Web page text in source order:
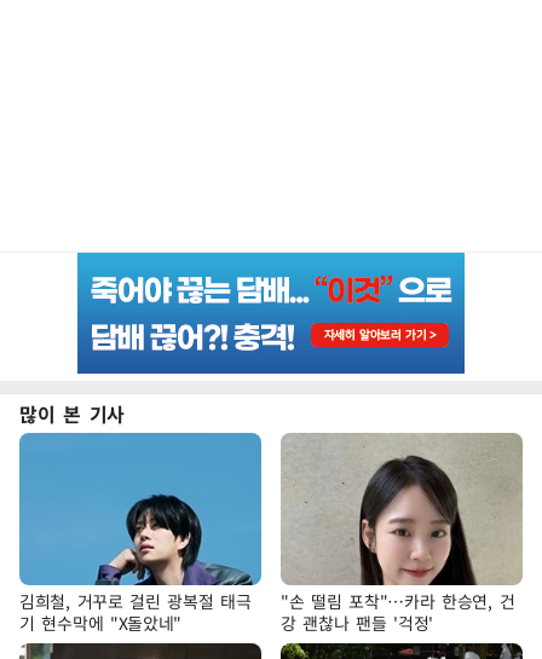
많이 본 기사
김희철, 거꾸로 걸린 광복절 태극
기 현수막에 "X돌았네"
"손 떨림 포착"…카라 한승연, 건
강 괜찮나 팬들 '걱정'